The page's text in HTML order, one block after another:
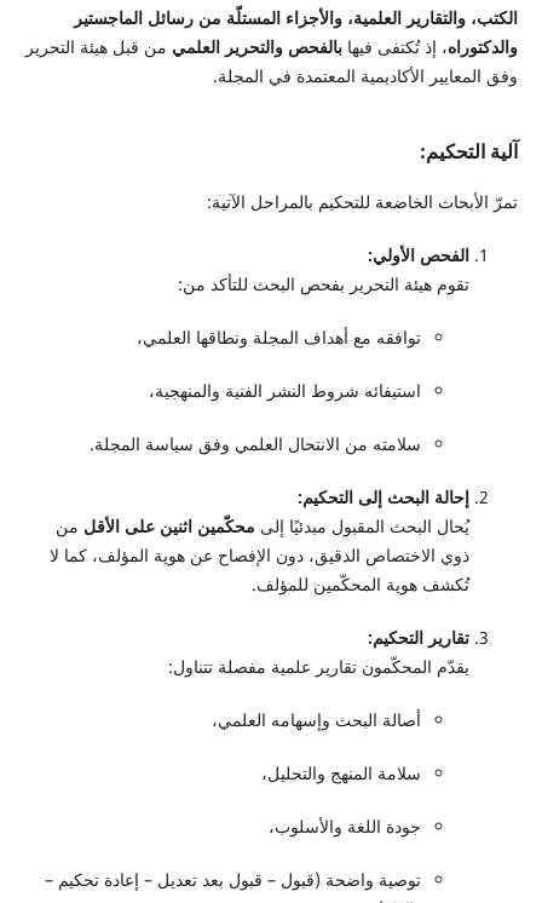
الكتب، والتقارير العلمية، والأجزاء المستلّة من رسائل الماجستير
والدكتوراه، إذ تُكتفى فيها بالفحص والتحرير العلمي من قبل هيئة التحرير
وفق المعايير الأكاديمية المعتمدة في المجلة.
آلية التحكيم:
تمرّ الأبحاث الخاضعة للتحكيم بالمراحل الآتية:
الفحص الأولي:
تقوم هيئة التحرير بفحص البحث للتأكد من:
توافقه مع أهداف المجلة ونطاقها العلمي،
استيفائه شروط النشر الفنية والمنهجية،
سلامته من الانتحال العلمي وفق سياسة المجلة.
إحالة البحث إلى التحكيم:
يُحال البحث المقبول مبدئيًا إلى محكّمين اثنين على الأقل من
ذوي الاختصاص الدقيق، دون الإفصاح عن هوية المؤلف، كما لا
تُكشف هوية المحكّمين للمؤلف.
تقارير التحكيم:
يقدّم المحكّمون تقارير علمية مفصلة تتناول:
أصالة البحث وإسهامه العلمي،
سلامة المنهج والتحليل،
جودة اللغة والأسلوب،
توصية واضحة (قبول – قبول بعد تعديل – إعادة تحكيم –